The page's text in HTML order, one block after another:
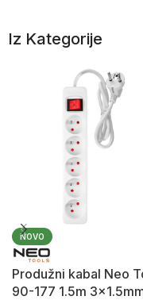
Iz Kategorije
NOVO
Produžni kabal Neo
90-177 1.5m